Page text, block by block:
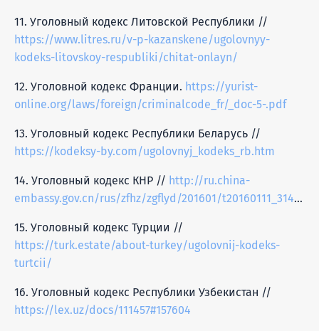
11. Уголовный кодекс Литовской Республики //
https://www.litres.ru/v-p-kazanskene/ugolovnyy-
kodeks-litovskoy-respubliki/chitat-onlayn/
12. Уголовной кодекс Франции. https://yurist-
online.org/laws/foreign/criminalcode_fr/_doc-5-.pdf
13. Уголовный кодекс Республики Беларусь //
https://kodeksy-by.com/ugolovnyj_kodeks_rb.htm
14. Уголовный кодекс КНР // http://ru.china-
embassy.gov.cn/rus/zfhz/zgflyd/201601/t20160111_3149373.htm
15. Уголовный кодекс Турции //
https://turk.estate/about-turkey/ugolovnij-kodeks-
turtcii/
16. Уголовный кодекс Республики Узбекистан //
https://lex.uz/docs/111457#157604